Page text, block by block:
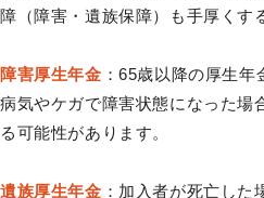
障（障害・遺族保障）も手厚くす
障害厚生年金 ：65歳以降の厚生
病気やケガで障害状態になった場
る可能性があります。
遺族厚生年金 ：加入者が死亡した